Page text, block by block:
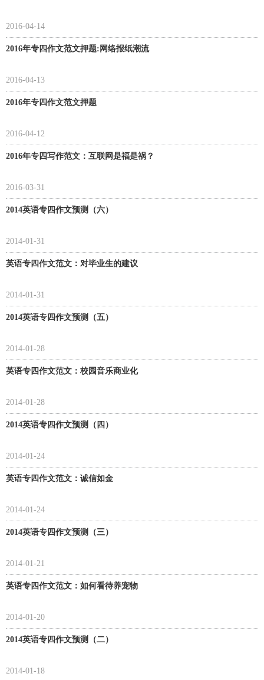
2016-04-14
2016年专四作文范文押题:网络报纸潮流
2016-04-13
2016年专四作文范文押题
2016-04-12
2016年专四写作范文：互联网是福是祸？
2016-03-31
2014英语专四作文预测（六）
2014-01-31
英语专四作文范文：对毕业生的建议
2014-01-31
2014英语专四作文预测（五）
2014-01-28
英语专四作文范文：校园音乐商业化
2014-01-28
2014英语专四作文预测（四）
2014-01-24
英语专四作文范文：诚信如金
2014-01-24
2014英语专四作文预测（三）
2014-01-21
英语专四作文范文：如何看待养宠物
2014-01-20
2014英语专四作文预测（二）
2014-01-18